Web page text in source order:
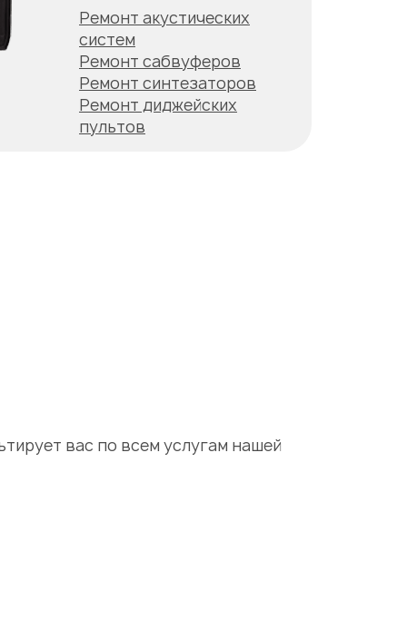
Ремонт акустических
систем
Ремонт сабвуферов
Ремонт синтезаторов
Ремонт диджейских
пультов
вас по всем услугам нашей